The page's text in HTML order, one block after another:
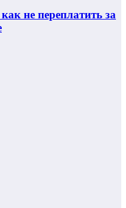
не переплатить за